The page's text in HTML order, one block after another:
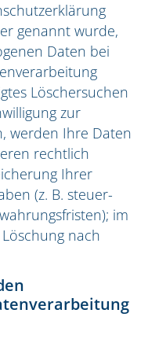
genannt wurde,
Daten bei
Löschersuchen
zur
werden Ihre Daten
rechtlich
Ihrer
(z. B. steuer-
im
nach